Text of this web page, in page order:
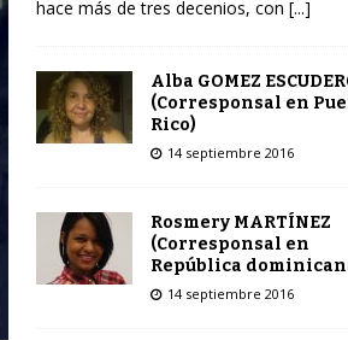
hace más de tres decenios, con [...]
Alba GOMEZ
(Corresponsal en
Rico)
14 septiembre 2016
Rosmery MARTÍNEZ
(Corresponsal en
República
14 septiembre 2016